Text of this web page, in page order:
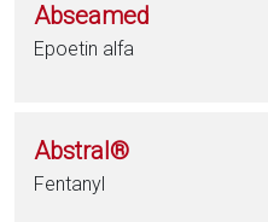
Abseamed
Epoetin alfa
Abstral®
Fentanyl